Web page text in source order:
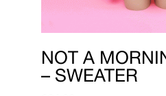
NOT A
– SWEATER